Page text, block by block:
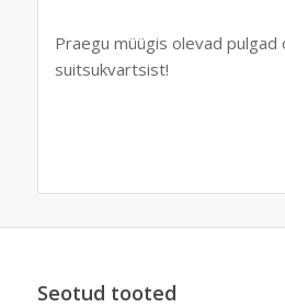
Praegu müügis olevad pulgad
suitsukvartsist!
Seotud tooted